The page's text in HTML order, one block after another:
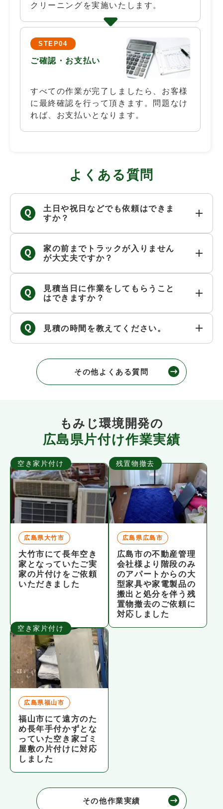
クリーニングを実施いたします。
STEP04
ご確認・お支払い
すべての作業が完了しましたら、お客様
に最終確認を行って頂きます。問題なけ
れば、お支払いとなります。
よくある質問
土日や祝日などでも依頼はできま
すか？
家の前までトラックが入りません
が大丈夫ですか？
見積当日に作業をしてもらうこと
はできますか？
見積の時間を教えてください。
その他よくある質問
もみじ環境開発の
広島県片付け作業実績
空き家片付け
広島県大竹市
大竹市にて長年空き
家となっていたご実
家の片付けをご依頼
いただきました
残置物撤去
広島県広島市
広島市の不動産管理
会社様より階段のみ
のアパートからの大
型家具や家電製品の
搬出と処分を伴う残
置物撤去のご依頼に
対応しました
空き家片付け
広島県福山市
福山市にて遠方のた
め長年手付かずとな
っていた空き家ゴミ
屋敷の片付けに対応
しました
その他作業実績